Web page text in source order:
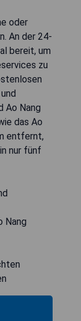
oder
An der 24-
bereit, um
zu
Ao Nang
das Ao
entfernt,
nur fünf
Nang